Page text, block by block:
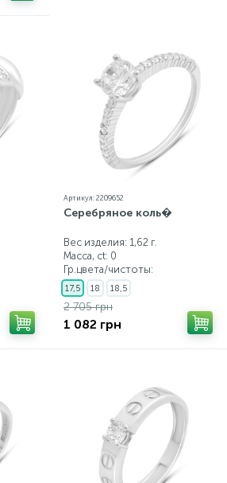
Артикул: 2209652
Серебряное коль�
Вес изделия: 1,62 г.
Масса, ct: 0
Гр.цвета/чистоты:
17,5 18 18,5
2 705 грн
1 082 грн